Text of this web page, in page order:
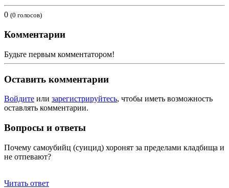
0 (0 голосов)
Комментарии
Будьте первым комментатором!
Оставить комментарии
Войдите или зарегистрируйтесь, чтобы иметь возможность
оставлять комментарии.
Вопросы и ответы
Почему самоубийц (суицид) хоронят за пределами кладбища и
не отпевают?
Читать ответ